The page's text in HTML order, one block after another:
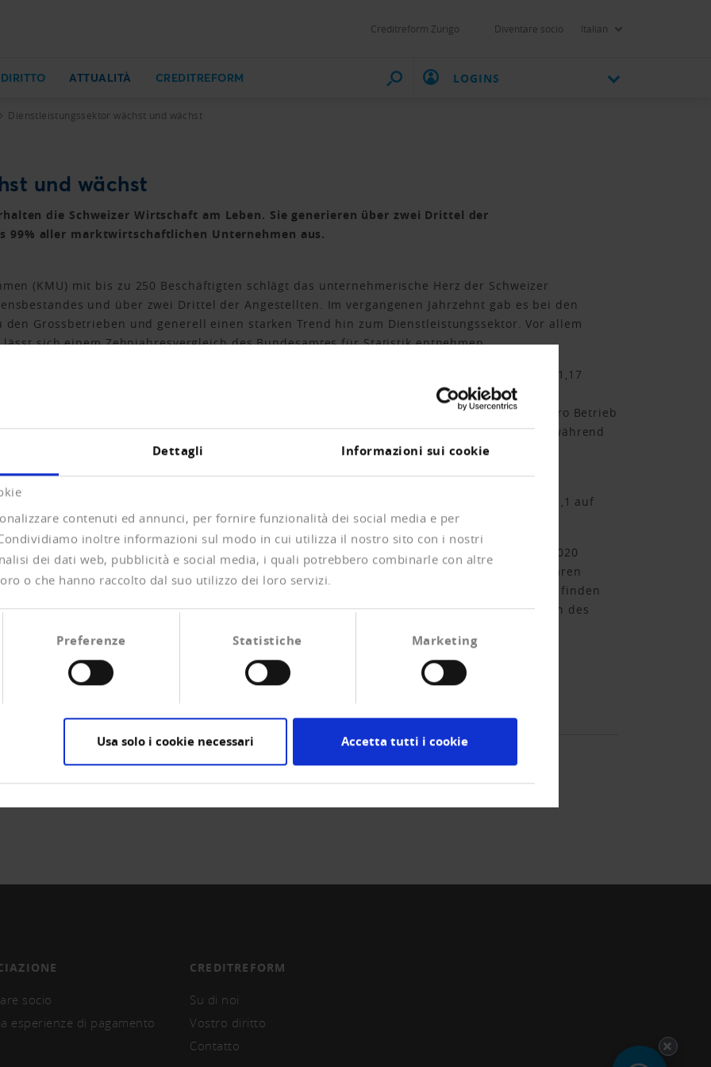
Dettagli Informazioni sui cookie
contenuti ed annunci, per fornire funzionalità dei social media e per
inoltre informazioni sul modo in cui utilizza il nostro sito con i nostri
dei dati web, pubblicità e social media, i quali potrebbero combinarle con altre
o che hanno raccolto dal suo utilizzo dei loro servizi.
Preferenze Statistiche Marketing
Usa solo i cookie necessari Accetta tutti i cookie
Creditreform Zurigo Diventare socio Italian
ATTUALITÀ CREDITREFORM LOGINS
Dienstleistungssektor wächst und wächst
und wächst
die Schweizer Wirtschaft am Leben. Sie generieren über zwei Drittel der
99% aller marktwirtschaftlichen Unternehmen aus.
(KMU) mit bis zu 250 Beschäftigten schlägt das unternehmerische Herz der Schweizer
und über zwei Drittel der Angestellten. Im vergangenen Jahrzehnt gab es bei den
Grossbetrieben und generell einen starken Trend hin zum Dienstleistungssektor. Vor allem
sich einem Zehnjahresvergleich des Bundesamtes für Statistik entnehmen.
arbeiteten 2020 in sogenannten Mikrounternehmen. Das sind knapp 540'000 Betriebe mit 1,17
zwei Jobs ausmacht. Dem stehen auf der anderen Seite der vergleichenden Skala des
mit mehr als 250 Beschäftigten, die insgesamt knapp 1,5 Millionen ins Brot setzen, pro Betrieb
Beschäftigtenzahl nahm im Coronajahr 2020 bei den Grossfirmen leicht ab (um 24'000), während
der Unternehmenswelt erfasst die Zahl und Grösse der Betriebe nach
Trend zu Grossfirmen erkennen, die ihren Anteil an der Zahl der Beschäftigten um 1,1 auf
verloren. Das ändert an der enormen Bedeutung der KMU aber nur wenig.
neu: die Tertiärisierung der Wirtschaft hält seit Jahrzehnten an. In den Jahren 2011 bis 2020
Beschäftigte dazu, währen der sekundäre Sektor leicht um 1287 abnahm und im primären
13'478 Jobs verloren gingen – ein Minus von acht Prozent. 72,5 Prozent der Arbeitsplätze finden
geht das Wachstum sowohl bei KMU als auch Grossbetrieben vor allem auf Kosten des
von 138'000 Stellen. Alleine im Pandemiejahr 2020 wurden 16'000 Jobs geschaffen. Das
zahlenmässig nach wie vor grössten Sektoren, mussten hingegen ein paar Federn lassen.
socio
esperienze di pagamento
CREDITREFORM
Su di noi
Vostro diritto
Contatto